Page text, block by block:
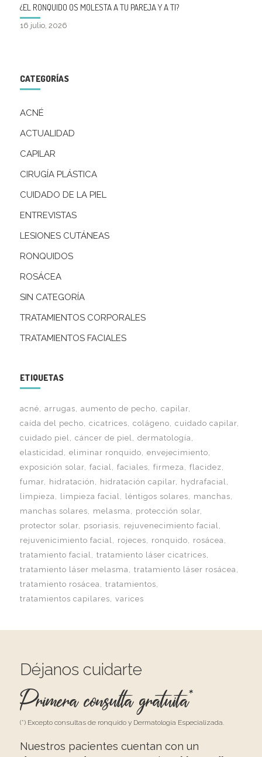
¿EL RONQUIDO OS MOLESTA A TU PAREJA Y A TI?
16 julio, 2026
CATEGORÍAS
ACNÉ
ACTUALIDAD
CAPILAR
CIRUGÍA PLÁSTICA
CUIDADO DE LA PIEL
ENTREVISTAS
LESIONES CUTÁNEAS
RONQUIDOS
ROSÁCEA
SIN CATEGORÍA
TRATAMIENTOS CORPORALES
TRATAMIENTOS FACIALES
ETIQUETAS
acné arrugas aumento de pecho
capilar
caída del pecho
cicatrices colágeno
cuidado capilar
cuidado piel
cáncer de piel
dermatología
elasticidad
eliminar ronquido
envejecimiento
exposición solar
facial faciales firmeza
flacidez
fumar
hidratación hidratación capilar
hydrafacial
limpieza
limpieza facial léntigos solares
manchas
manchas solares
melasma
protección solar
protector solar
psoriasis
rejuvenecimiento facial
rejuvenicimiento facial
rojeces ronquido
rosácea
tratamiento facial
tratamiento láser cicatrices
tratamiento láser melasma
tratamiento láser rosácea
tratamiento rosácea
tratamientos
tratamientos capilares
varices
Déjanos cuidarte
Primera consulta gratuita*
(*) Excepto consultas de ronquido y Dermatología Especializada.
Nuestros pacientes cuentan con un